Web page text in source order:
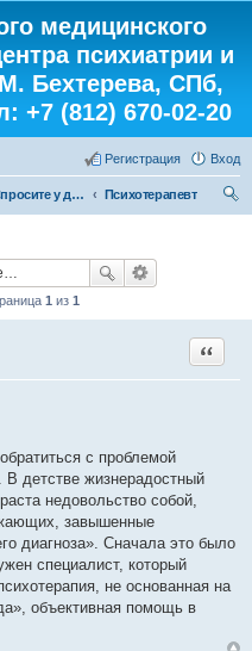
медицинского
психиатрии и
Бехтерева, СПб,
+7 (812) 670-02-20
Вход
Регистрация
Спросите у доктора
Психотерапевт
1 из 1
Цитата
с проблемой
детстве жизнерадостный
недовольство собой,
завышенные
диагноза». Сначала это было
специалист, который
не основанная на
объективная помощь в